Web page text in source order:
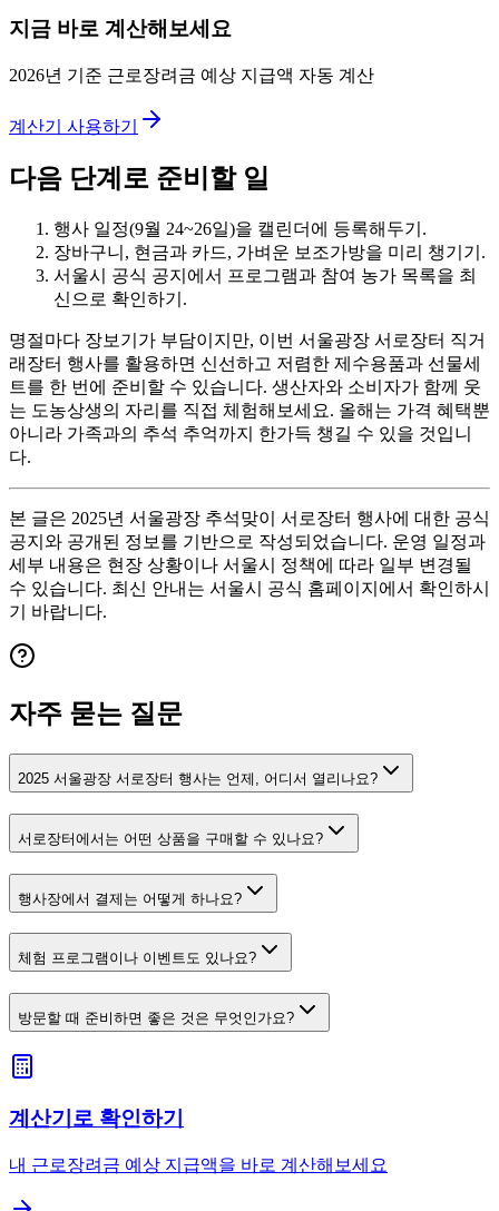
지금 바로 계산해보세요
2026년 기준 근로장려금 예상 지급액 자동 계산
계산기 사용하기
다음 단계로 준비할 일
행사 일정(9월 24~26일)을 캘린더에 등록해두기.
장바구니, 현금과 카드, 가벼운 보조가방을 미리 챙기기.
서울시 공식 공지에서 프로그램과 참여 농가 목록을 최
신으로 확인하기.
명절마다 장보기가 부담이지만, 이번 서울광장 서로장터 직거
래장터 행사를 활용하면 신선하고 저렴한 제수용품과 선물세
트를 한 번에 준비할 수 있습니다. 생산자와 소비자가 함께 웃
는 도농상생의 자리를 직접 체험해보세요. 올해는 가격 혜택뿐
아니라 가족과의 추석 추억까지 한가득 챙길 수 있을 것입니
다.
본 글은 2025년 서울광장 추석맞이 서로장터 행사에 대한 공식
공지와 공개된 정보를 기반으로 작성되었습니다. 운영 일정과
세부 내용은 현장 상황이나 서울시 정책에 따라 일부 변경될
수 있습니다. 최신 안내는 서울시 공식 홈페이지에서 확인하시
기 바랍니다.
자주 묻는 질문
2025 서울광장 서로장터 행사는 언제, 어디서 열리나요?
서로장터에서는 어떤 상품을 구매할 수 있나요?
행사장에서 결제는 어떻게 하나요?
체험 프로그램이나 이벤트도 있나요?
방문할 때 준비하면 좋은 것은 무엇인가요?
계산기로 확인하기
내 근로장려금 예상 지급액을 바로 계산해보세요